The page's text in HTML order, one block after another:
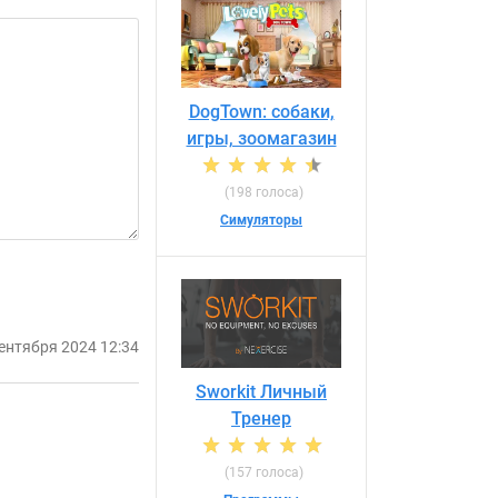
2024 12:34
DogTown: собаки,
игры, зоомагазин
(198 голоса)
Симуляторы
Sworkit Личный
Тренер
(157 голоса)